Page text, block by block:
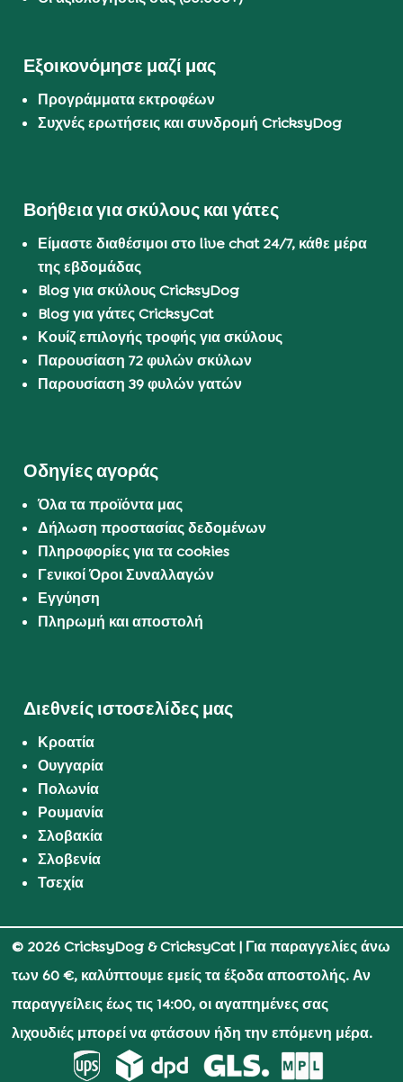
Εξοικονόμησε μαζί μας
Προγράμματα εκτροφέων
Συχνές ερωτήσεις και συνδρομή CricksyDog
Βοήθεια για σκύλους και γάτες
Είμαστε διαθέσιμοι στο live chat 24/7, κάθε μέρα
της εβδομάδας
Blog για σκύλους CricksyDog
Blog για γάτες CricksyCat
Κουίζ επιλογής τροφής για σκύλους
Παρουσίαση 72 φυλών σκύλων
Παρουσίαση 39 φυλών γατών
Οδηγίες αγοράς
Όλα τα προϊόντα μας
Δήλωση προστασίας δεδομένων
Πληροφορίες για τα cookies
Γενικοί Όροι Συναλλαγών
Εγγύηση
Πληρωμή και αποστολή
Διεθνείς ιστοσελίδες μας
Κροατία
Ουγγαρία
Πολωνία
Ρουμανία
Σλοβακία
Σλοβενία
Τσεχία
© 2026 CricksyDog & CricksyCat| Για παραγγελίες άνω
των 60 €, καλύπτουμε εμείς τα έξοδα αποστολής. Αν
παραγγείλεις έως τις 14:00, οι αγαπημένες σας
λιχουδιές μπορεί να φτάσουν ήδη την επόμενη μέρα.